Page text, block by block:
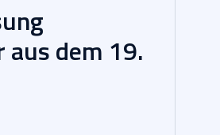
dem 19.